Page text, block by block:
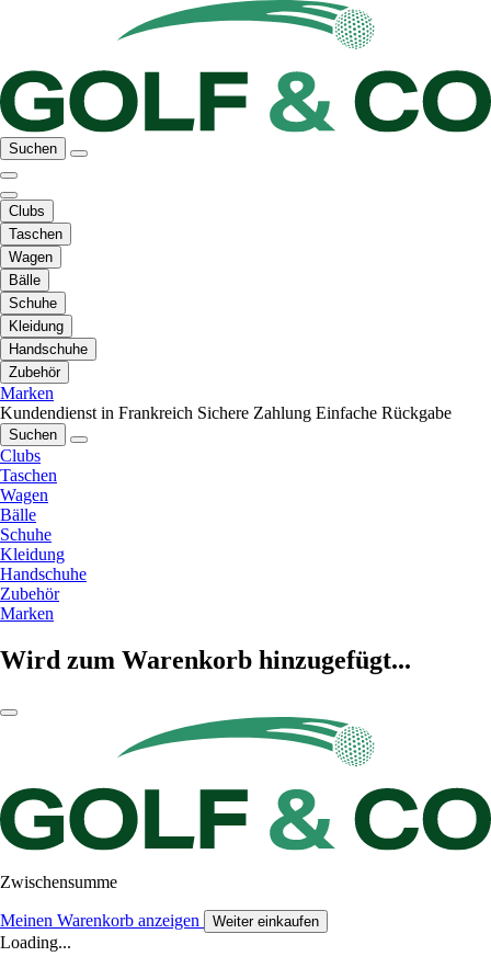
Suchen
Clubs
Taschen
Wagen
Bälle
Schuhe
Kleidung
Handschuhe
Zubehör
Marken
Kundendienst in Frankreich Sichere Zahlung Einfache Rückgabe
Suchen
Clubs
Taschen
Wagen
Bälle
Schuhe
Kleidung
Handschuhe
Zubehör
Marken
Wird zum Warenkorb hinzugefügt...
Zwischensumme
Meinen Warenkorb anzeigen Weiter einkaufen
Loading...